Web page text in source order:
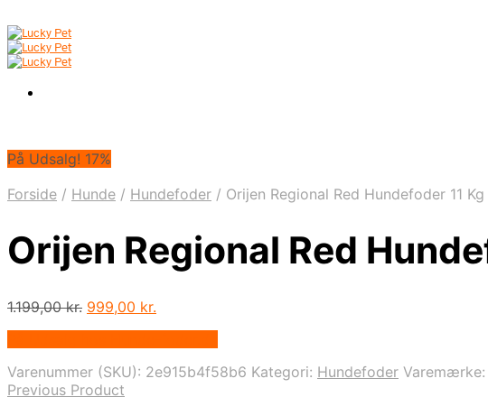
På Udsalg! 17%
Forside / Hunde / Hundefoder / Orijen Regional Red Hundefoder 11 Kg
Orijen Regional Red
1.199,00kr. Den
1.199,00 kr..
999,00 kr.
999,00 kr..
Varenummer (SKU): 2e915b4f58b6 Kategori: Hundefoder Varemærke:
Previous Product